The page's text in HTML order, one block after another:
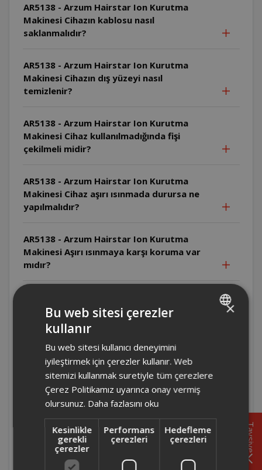
AR5138 - Arzum Hairstar Ion Kurutma
Makinesi Cihazın kablosu nasıl
saklanmalıdır?
AR5138 - Arzum Hairstar Ion Kurutma
Makinesi Cihazın dış yüzeyi nasıl
temizlenir?
AR5138 - Arzum Hairstar Ion Kurutma
Makinesi Cihaz kullanılmadığında fişi
çekilmeli midir?
AR5138 - Arzum Hairstar Ion Kurutma
Makinesi Cihaz aşırı ısınmada durursa ne
yapılmalıdır?
AR5138 - Arzum Hairstar Ion Kurutma
Makinesi Aşırı ısınmaya karşı koruma var
mıdır?
Makinesi Arıza durumunda ne yapılmalıdır?
AR5134- Arzum Hairstar Neo Kurutma
Makinesi Üretici/İthalatçı firma kimdir ve
ürün nerede üretilmiştir?
AR5134- Arzum Hairstar Neo Kurutma
AR5134- Arzum Hairstar Neo Kurutma
Makinesi Uzatma kablosu kullanılabilir mi?
Tavsiye
×
Bu web sitesi çerezler
kullanır
Bu web sitesi kullanıcı deneyimini
iyileştirmek için çerezler kullanır. Web
sitemizi kullanmak suretiyle tüm çerezlere
Çerez Politikamız uyarınca onay vermiş
olursunuz. Daha fazlasını oku
Kesinlikle
gerekli
çerezler
Performans
çerezleri
Hedefleme
çerezleri